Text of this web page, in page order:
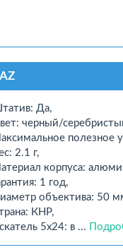
Да,
черный/
полезное
2.1 г,
корпуса:
1 год,
объектива: 50
КНР,
5x24: в ...